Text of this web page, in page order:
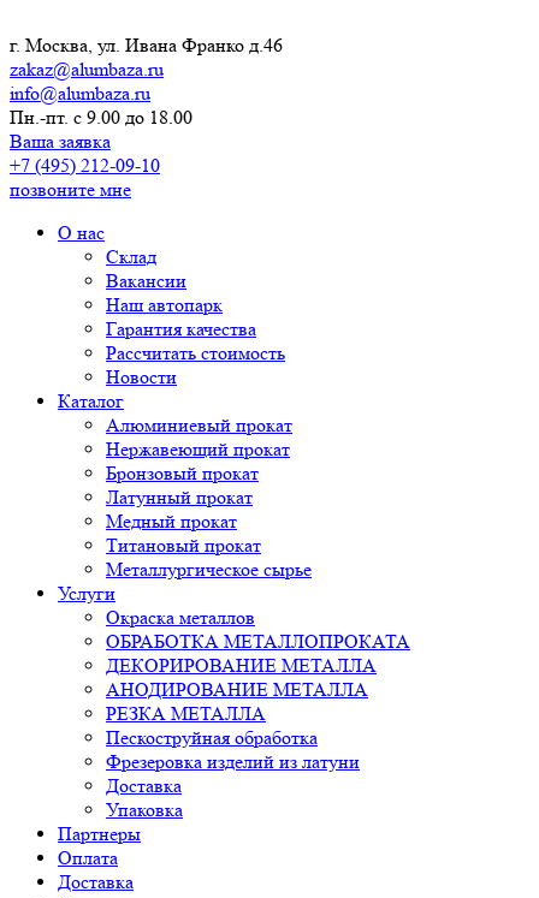
г. Москва, ул. Ивана Франко д.46
zakaz@alumbaza.ru
info@alumbaza.ru
Пн.-пт. с 9.00 до 18.00
Ваша заявка
+7 (495) 212-09-10
позвоните мне
О нас
Склад
Вакансии
Наш автопарк
Гарантия качества
Рассчитать стоимость
Новости
Каталог
Алюминиевый прокат
Нержавеющий прокат
Бронзовый прокат
Латунный прокат
Медный прокат
Титановый прокат
Металлургическое сырье
Услуги
Окраска металлов
ОБРАБОТКА МЕТАЛЛОПРОКАТА
ДЕКОРИРОВАНИЕ МЕТАЛЛА
АНОДИРОВАНИЕ МЕТАЛЛА
РЕЗКА МЕТАЛЛА
Пескоструйная обработка
Фрезеровка изделий из латуни
Доставка
Упаковка
Партнеры
Оплата
Доставка